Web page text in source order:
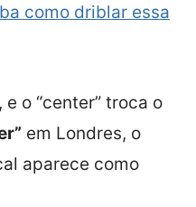
como driblar essa
e o “center” troca o
em Londres, o
aparece como